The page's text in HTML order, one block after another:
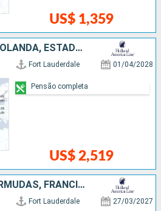
US$ 1,359
FRANCIA, NORUEGA, HOLANDA, ESTADOS UNIDOS, BÉLGICA
Fort Lauderdale 01/04/2028
US$ 2,519
Pensão completa
ESTADOS UNIDOS, BERMUDAS, FRANCIA, BÉLGICA, HOLANDA, NORUEGA
Fort Lauderdale 27/03/2027